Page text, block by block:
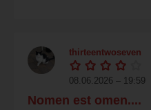
thirteentwoseven
08.06.2026 – 19:59
Nomen est omen....